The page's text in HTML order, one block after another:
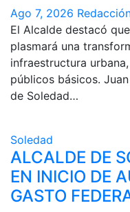
Ago 7, 2026
El Alcalde destacó
plasmará una
infraestructura
públicos básicos.
de Soledad…
Soledad
ALCALDE DE
EN INICIO DE
GASTO